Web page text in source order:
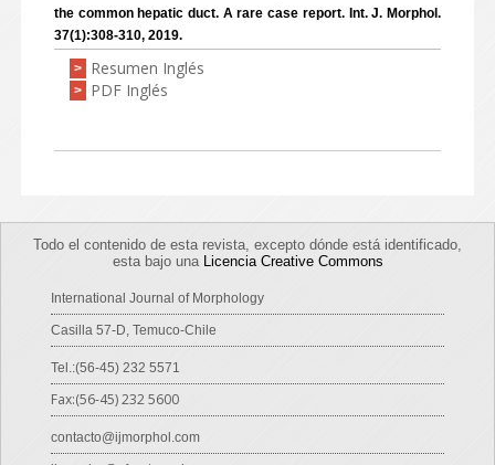
the common hepatic duct. A rare case report. Int. J. Morphol.
37(1):308-310, 2019.
> Resumen Inglés
> PDF Inglés
Todo el contenido de esta revista, excepto dónde está identificado,
esta bajo una Licencia Creative Commons
International Journal of Morphology
Casilla 57-D, Temuco-Chile
Tel.:(56-45) 232 5571
Fax:(56-45) 232 5600
contacto@ijmorphol.com